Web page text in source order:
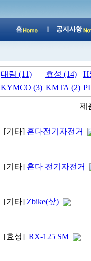
대림 (11) 효성 (14)
KYMCO (3) KMTA (2)
제
[기타] 혼다전기자전거
[기타] 혼다 전기자전거
[기타] Zbike(샆)
[효성] RX-125 SM